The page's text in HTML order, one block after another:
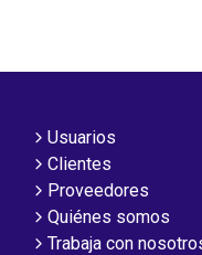
Usuarios
Clientes
Proveedores
Quiénes somos
Trabaja con